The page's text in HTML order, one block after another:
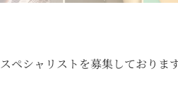
シャリストを募集しております